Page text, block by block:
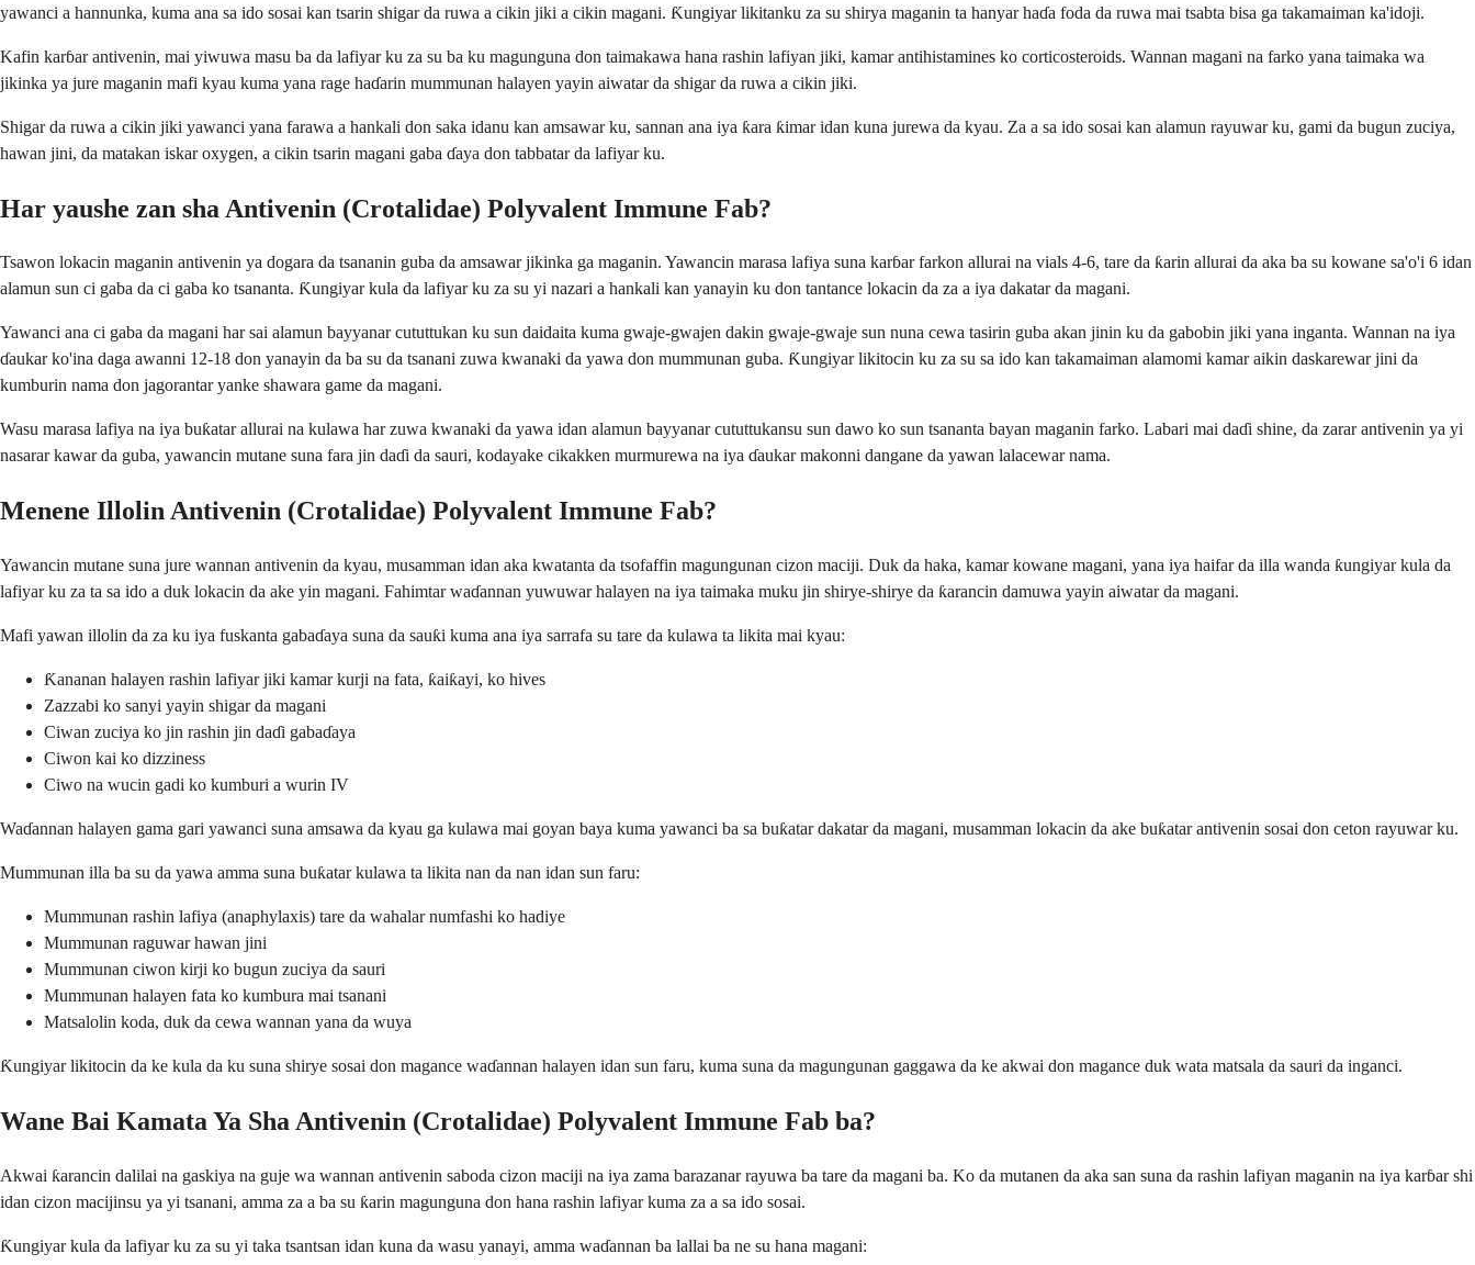
yawanci a hannunka, kuma ana sa ido sosai kan tsarin shigar da ruwa a cikin jiki a cikin magani. Ƙungiyar likitanku za su shirya maganin ta hanyar haɗa foda da ruwa mai tsabta bisa ga takamaiman ka'idoji.
Kafin karɓar antivenin, mai yiwuwa masu ba da lafiyar ku za su ba ku magunguna don taimakawa hana rashin lafiyan jiki, kamar antihistamines ko corticosteroids. Wannan magani na farko yana taimaka wa
jikinka ya jure maganin mafi kyau kuma yana rage haɗarin mummunan halayen yayin aiwatar da shigar da ruwa a cikin jiki.
Shigar da ruwa a cikin jiki yawanci yana farawa a hankali don saka idanu kan amsawar ku, sannan ana iya ƙara ƙimar idan kuna jurewa da kyau. Za a sa ido sosai kan alamun rayuwar ku, gami da bugun zuciya,
hawan jini, da matakan iskar oxygen, a cikin tsarin magani gaba ɗaya don tabbatar da lafiyar ku.
Har yaushe zan sha Antivenin (Crotalidae) Polyvalent Immune Fab?
Tsawon lokacin maganin antivenin ya dogara da tsananin guba da amsawar jikinka ga maganin. Yawancin marasa lafiya suna karɓar farkon allurai na vials 4-6, tare da ƙarin allurai da aka ba su kowane sa'o'i 6 idan
alamun sun ci gaba da ci gaba ko tsananta. Ƙungiyar kula da lafiyar ku za su yi nazari a hankali kan yanayin ku don tantance lokacin da za a iya dakatar da magani.
Yawanci ana ci gaba da magani har sai alamun bayyanar cututtukan ku sun daidaita kuma gwaje-gwajen dakin gwaje-gwaje sun nuna cewa tasirin guba akan jinin ku da gabobin jiki yana inganta. Wannan na iya
ɗaukar ko'ina daga awanni 12-18 don yanayin da ba su da tsanani zuwa kwanaki da yawa don mummunan guba. Ƙungiyar likitocin ku za su sa ido kan takamaiman alamomi kamar aikin daskarewar jini da
kumburin nama don jagorantar yanke shawara game da magani.
Wasu marasa lafiya na iya buƙatar allurai na kulawa har zuwa kwanaki da yawa idan alamun bayyanar cututtukansu sun dawo ko sun tsananta bayan maganin farko. Labari mai daɗi shine, da zarar antivenin ya yi
nasarar kawar da guba, yawancin mutane suna fara jin daɗi da sauri, kodayake cikakken murmurewa na iya ɗaukar makonni dangane da yawan lalacewar nama.
Menene Illolin Antivenin (Crotalidae) Polyvalent Immune Fab?
Yawancin mutane suna jure wannan antivenin da kyau, musamman idan aka kwatanta da tsofaffin magungunan cizon maciji. Duk da haka, kamar kowane magani, yana iya haifar da illa wanda ƙungiyar kula da
lafiyar ku za ta sa ido a duk lokacin da ake yin magani. Fahimtar waɗannan yuwuwar halayen na iya taimaka muku jin shirye-shirye da ƙarancin damuwa yayin aiwatar da magani.
Mafi yawan illolin da za ku iya fuskanta gabaɗaya suna da sauƙi kuma ana iya sarrafa su tare da kulawa ta likita mai kyau:
Ƙananan halayen rashin lafiyar jiki kamar kurji na fata, ƙaiƙayi, ko hives
Zazzabi ko sanyi yayin shigar da magani
Ciwan zuciya ko jin rashin jin daɗi gabaɗaya
Ciwon kai ko dizziness
Ciwo na wucin gadi ko kumburi a wurin IV
Waɗannan halayen gama gari yawanci suna amsawa da kyau ga kulawa mai goyan baya kuma yawanci ba sa buƙatar dakatar da magani, musamman lokacin da ake buƙatar antivenin sosai don ceton rayuwar ku.
Mummunan illa ba su da yawa amma suna buƙatar kulawa ta likita nan da nan idan sun faru:
Mummunan rashin lafiya (anaphylaxis) tare da wahalar numfashi ko hadiye
Mummunan raguwar hawan jini
Mummunan ciwon kirji ko bugun zuciya da sauri
Mummunan halayen fata ko kumbura mai tsanani
Matsalolin koda, duk da cewa wannan yana da wuya
Ƙungiyar likitocin da ke kula da ku suna shirye sosai don magance waɗannan halayen idan sun faru, kuma suna da magungunan gaggawa da ke akwai don magance duk wata matsala da sauri da inganci.
Wane Bai Kamata Ya Sha Antivenin (Crotalidae) Polyvalent Immune Fab ba?
Akwai ƙarancin dalilai na gaskiya na guje wa wannan antivenin saboda cizon maciji na iya zama barazanar rayuwa ba tare da magani ba. Ko da mutanen da aka san suna da rashin lafiyan maganin na iya karɓar shi
idan cizon macijinsu ya yi tsanani, amma za a ba su ƙarin magunguna don hana rashin lafiyar kuma za a sa ido sosai.
Ƙungiyar kula da lafiyar ku za su yi taka tsantsan idan kuna da wasu yanayi, amma waɗannan ba lallai ba ne su hana magani: